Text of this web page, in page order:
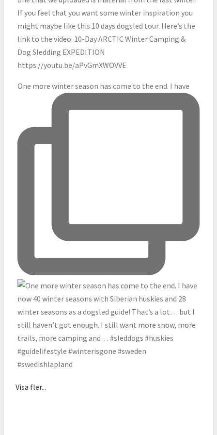
One more winter season has come to the end. I have
Visa fler...